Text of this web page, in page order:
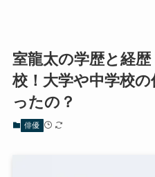
室龍太の学歴と経
校！大学や中学校
ったの？
俳優